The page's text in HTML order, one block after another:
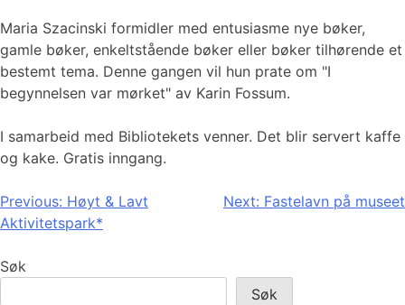
Maria Szacinski formidler med entusiasme nye bøker,
gamle bøker, enkeltstående bøker eller bøker tilhørende et
bestemt tema. Denne gangen vil hun prate om "I
begynnelsen var mørket" av Karin Fossum.
I samarbeid med Bibliotekets venner. Det blir servert kaffe
og kake. Gratis inngang.
Innleggsnavigasjon
Previous: Høyt & Lavt
Aktivitetspark*
Next: Fastelavn på museet
Søk
Søk